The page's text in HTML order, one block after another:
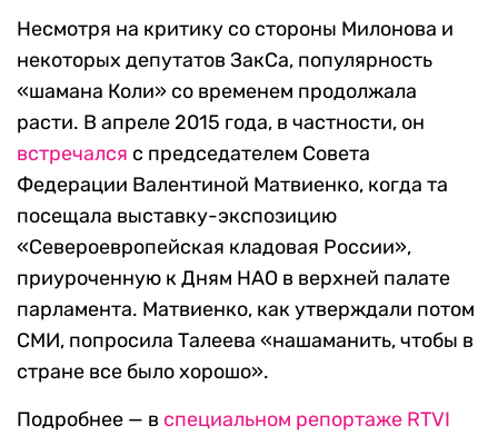
Несмотря на критику со стороны Милонова и
некоторых депутатов ЗакСа, популярность
«шамана Коли» со временем продолжала
расти. В апреле 2015 года, в частности, он
встречался с председателем Совета
Федерации Валентиной Матвиенко, когда та
посещала выставку-экспозицию
«Североевропейская кладовая России»,
приуроченную к Дням НАО в верхней палате
парламента. Матвиенко, как утверждали потом
СМИ, попросила Талеева «нашаманить, чтобы в
стране все было хорошо».
Подробнее — в специальном репортаже RTVI